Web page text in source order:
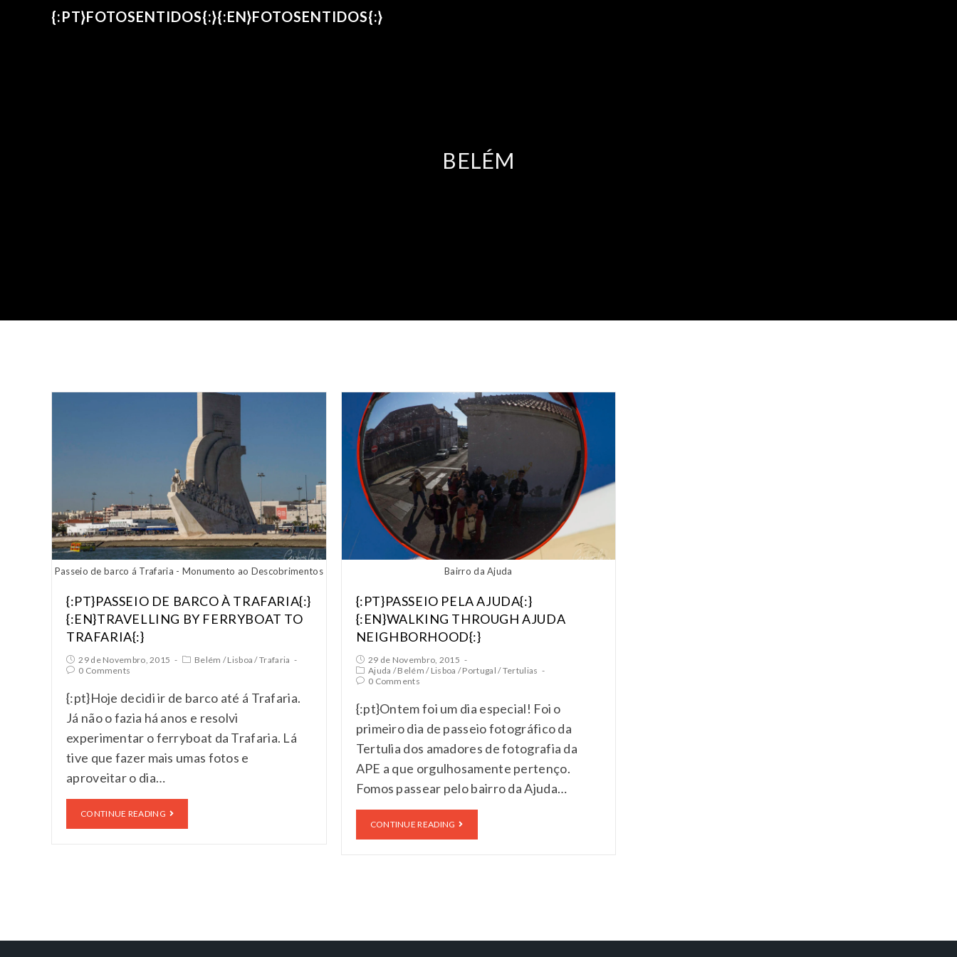
{:PT}FOTOSENTIDOS{:}{:EN}FOTOSENTIDOS{:}
BELÉM
Passeio de barco á Trafaria - Monumento ao Descobrimentos
{:PT}PASSEIO DE BARCO À TRAFARIA{:}
{:EN}TRAVELLING BY FERRYBOAT TO
TRAFARIA{:}
29 de Novembro, 2015 Belém /Lisboa /Trafaria
0 Comments
{:pt}Hoje decidi ir de barco até á Trafaria.
Já não o fazia há anos e resolvi
experimentar o ferryboat da Trafaria. Lá
tive que fazer mais umas fotos e
aproveitar o dia…
CONTINUE READING
Bairro da Ajuda
{:PT}PASSEIO PELA AJUDA{:}
{:EN}WALKING THROUGH AJUDA
NEIGHBORHOOD{:}
29 de Novembro, 2015
Ajuda /Belém / Lisboa /Portugal /Tertulias
0 Comments
{:pt}Ontem foi um dia especial! Foi o
primeiro dia de passeio fotográfico da
Tertulia dos amadores de fotografia da
APE a que orgulhosamente pertenço.
Fomos passear pelo bairro da Ajuda…
CONTINUE READING